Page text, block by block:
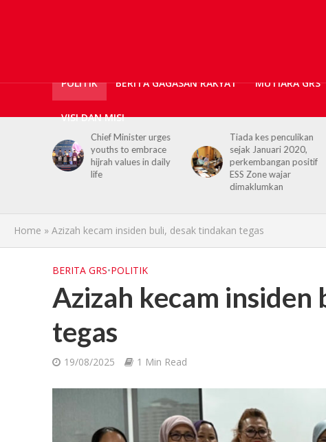
POLITIK BERITA GAGASAN RAKYAT MUTIARA GRS
VISI DAN MISI
Chief Minister urges
youths to embrace
hijrah values in daily
life
Tiada kes penculikan
sejak Januari 2020,
perkembangan positif
ESS Zone wajar
dimaklumkan
Home » Azizah kecam insiden buli, desak tindakan tegas
BERITA GRS•POLITIK
Azizah kecam
tegas
19/08/2025 1 Min Read